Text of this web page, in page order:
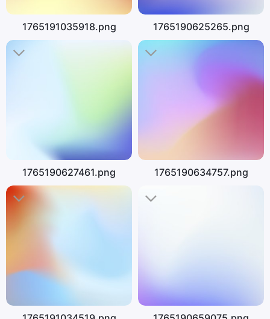
1765191035918.png 1765190625265.png
1765190627461.png 1765190634757.png